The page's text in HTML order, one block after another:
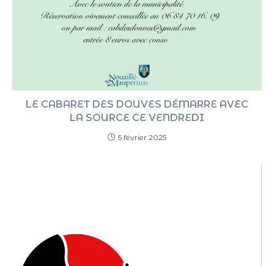
LE CABARET DES DOUVES DÉMARRE AVEC
LA SOURCE CE VENDREDI
5 février 2025